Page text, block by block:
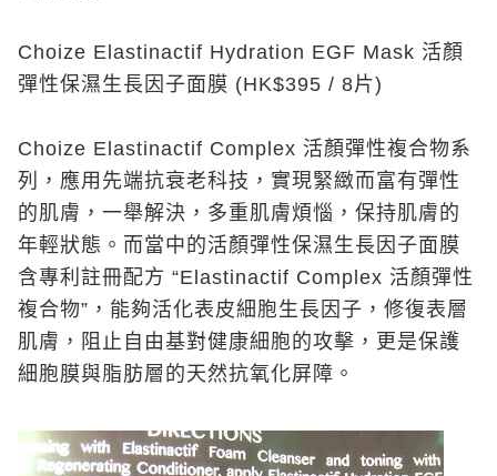
Choize Elastinactif Hydration EGF Mask 活顏
彈性保濕生長因子面膜 (HK$395 / 8片)
Choize Elastinactif Complex 活顏彈性複合物系
列，應用先端抗衰老科技，實現緊緻而富有彈性
的肌膚，一舉解決，多重肌膚煩惱，保持肌膚的
年輕狀態。而當中的活顏彈性保濕生長因子面膜
含專利註冊配方 “Elastinactif Complex 活顏彈性
複合物”，能夠活化表皮細胞生長因子，修復表層
肌膚，阻止自由基對健康細胞的攻擊，更是保護
細胞膜與脂肪層的天然抗氧化屏障。